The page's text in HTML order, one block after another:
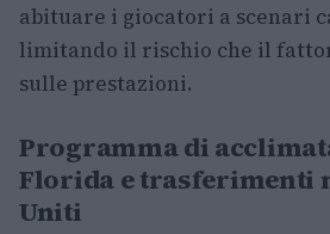
abituare i giocatori a scenari
limitando il rischio che il
sulle prestazioni.
Programma di
Florida e trasferimenti
Uniti